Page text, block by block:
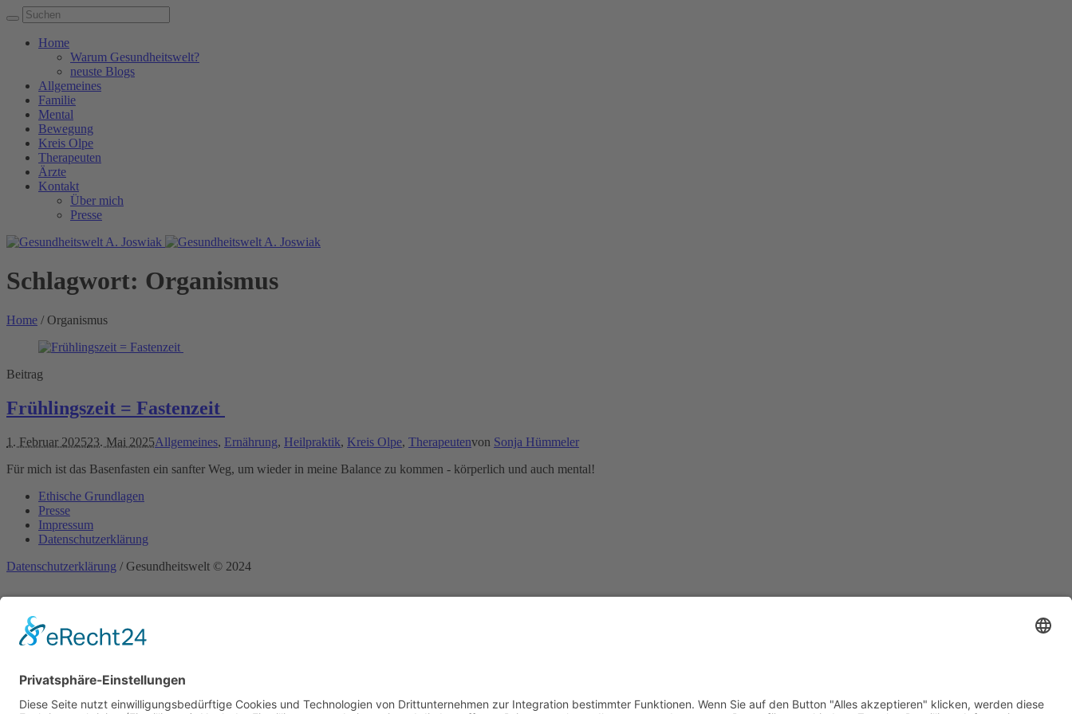
Home
Warum Gesundheitswelt?
neuste Blogs
Allgemeines
Familie
Mental
Bewegung
Kreis Olpe
Therapeuten
Ärzte
Kontakt
Über mich
Presse
Schlagwort: Organismus
Home / Organismus
Beitrag
Frühlingszeit = Fastenzeit
1. Februar 202523. Mai 2025Allgemeines, Ernährung, Heilpraktik, Kreis Olpe, Therapeutenvon Sonja Hümmeler
Für mich ist das Basenfasten ein sanfter Weg, um wieder in meine Balance zu kommen - körperlich und auch mental!
Ethische Grundlagen
Presse
Impressum
Datenschutzerklärung
Datenschutzerklärung / Gesundheitswelt © 2024